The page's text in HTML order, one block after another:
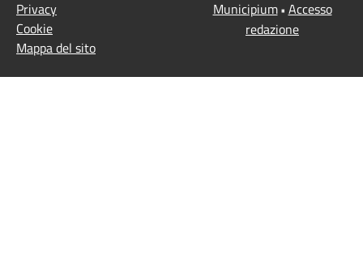
Privacy
Cookie
Mappa del sito
Municipium• Accesso
redazione